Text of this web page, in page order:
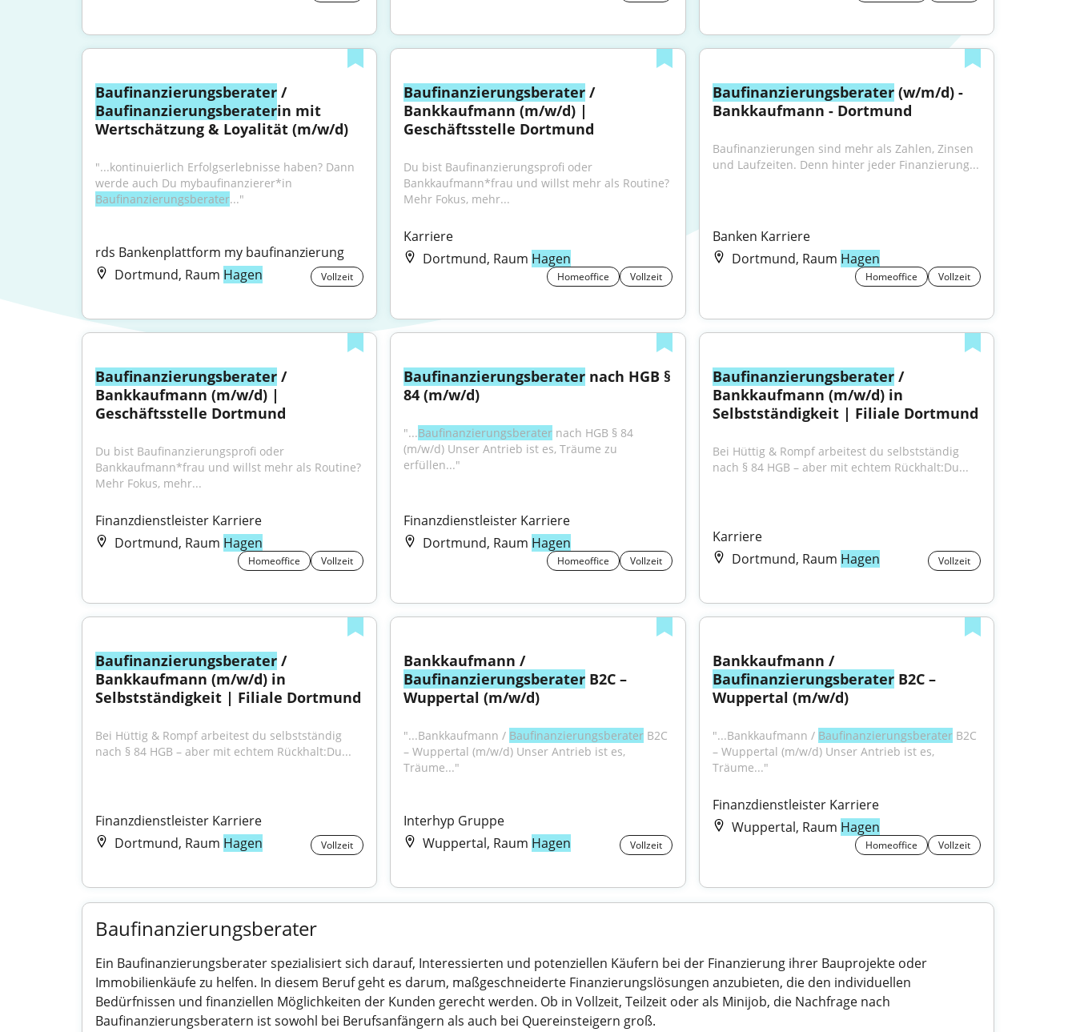
Baufinanzierungsberater /
Baufinanzierungsberaterin mit
Wertschätzung & Loyalität (m/w/d)
"...kontinuierlich Erfolgserlebnisse haben? Dann
Baufinanzierungsberater..."
rds Bankenplattform my baufinanzierung
Dortmund, Raum Hagen Vollzeit
Baufinanzierungsberater /
Bankkaufmann (m/w/d) |
Geschäftsstelle Dortmund
Du bist Baufinanzierungsprofi oder
Bankkaufmann*frau und willst mehr als Routine?
Mehr Fokus, mehr...
Karriere
Dortmund, Raum Hagen
Homeoffice Vollzeit
Baufinanzierungsberater (w/m/d) -
Bankkaufmann - Dortmund
Baufinanzierungen sind mehr als Zahlen, Zinsen
und Laufzeiten. Denn hinter jeder Finanzierung...
Banken Karriere
Dortmund, Raum Hagen
Homeoffice Vollzeit
Baufinanzierungsberater /
Bankkaufmann (m/w/d) |
Geschäftsstelle Dortmund
Du bist Baufinanzierungsprofi oder
Bankkaufmann*frau und willst mehr als Routine?
Mehr Fokus, mehr...
Finanzdienstleister Karriere
Dortmund, Raum Hagen
Homeoffice Vollzeit
Baufinanzierungsberater nach HGB §
84 (m/w/d)
"...Baufinanzierungsberater nach HGB § 84
(m/w/d) Unser Antrieb ist es, Träume zu
erfüllen..."
Finanzdienstleister Karriere
Dortmund, Raum Hagen
Homeoffice Vollzeit
Baufinanzierungsberater /
Bankkaufmann (m/w/d) in
Selbstständigkeit | Filiale Dortmund
Bei Hüttig & Rompf arbeitest du selbstständig
nach § 84 HGB – aber mit echtem Rückhalt:Du...
Karriere
Dortmund, Raum Hagen Vollzeit
Baufinanzierungsberater /
Bankkaufmann (m/w/d) in
Selbstständigkeit | Filiale Dortmund
Bei Hüttig & Rompf arbeitest du selbstständig
nach § 84 HGB – aber mit echtem Rückhalt:Du...
Finanzdienstleister Karriere
Dortmund, Raum Hagen Vollzeit
Bankkaufmann /
Baufinanzierungsberater B2C –
Wuppertal (m/w/d)
"...Bankkaufmann / Baufinanzierungsberater B2C
– Wuppertal (m/w/d) Unser Antrieb ist es,
Träume..."
Interhyp Gruppe
Wuppertal, Raum Hagen Vollzeit
Bankkaufmann /
Baufinanzierungsberater B2C –
Wuppertal (m/w/d)
"...Bankkaufmann / Baufinanzierungsberater B2C
– Wuppertal (m/w/d) Unser Antrieb ist es,
Träume..."
Finanzdienstleister Karriere
Wuppertal, Raum Hagen
Homeoffice Vollzeit
Baufinanzierungsberater
Ein Baufinanzierungsberater spezialisiert sich darauf, Interessierten und potenziellen Käufern bei der Finanzierung ihrer Bauprojekte oder
Immobilienkäufe zu helfen. In diesem Beruf geht es darum, maßgeschneiderte Finanzierungslösungen anzubieten, die den individuellen
Bedürfnissen und finanziellen Möglichkeiten der Kunden gerecht werden. Ob in Vollzeit, Teilzeit oder als Minijob, die Nachfrage nach
Baufinanzierungsberatern ist sowohl bei Berufsanfängern als auch bei Quereinsteigern groß.